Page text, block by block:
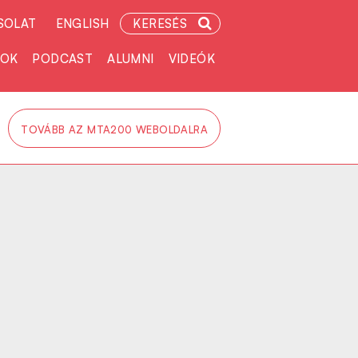
ENGLISH KERESÉS
PODCAST ALUMNI VIDEÓK
TOVÁBB AZ MTA200 WEBOLDALRA